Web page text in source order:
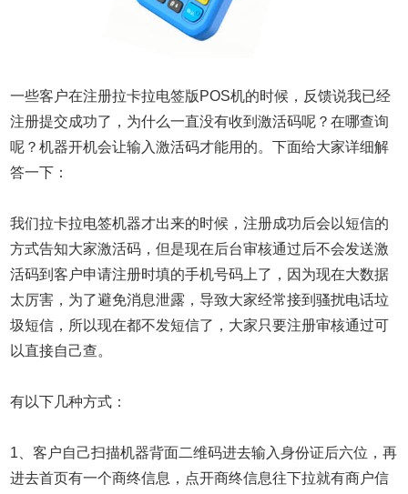
一些客户在注册拉卡拉电签版POS机的时候，反馈说我已经
注册提交成功了，为什么一直没有收到激活码呢？在哪查询
呢？机器开机会让输入激活码才能用的。下面给大家详细解
答一下：
我们拉卡拉电签机器才出来的时候，注册成功后会以短信的
方式告知大家激活码，但是现在后台审核通过后不会发送激
活码到客户申请注册时填的手机号码上了，因为现在大数据
太厉害，为了避免消息泄露，导致大家经常接到骚扰电话垃
圾短信，所以现在都不发短信了，大家只要注册审核通过可
以直接自己查。
有以下几种方式：
1、客户自己扫描机器背面二维码进去输入身份证后六位，再
进去首页有一个商终信息，点开商终信息往下拉就有商户信